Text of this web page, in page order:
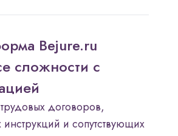
Bejure.ru
сложности с
договоров,
и сопутствующих